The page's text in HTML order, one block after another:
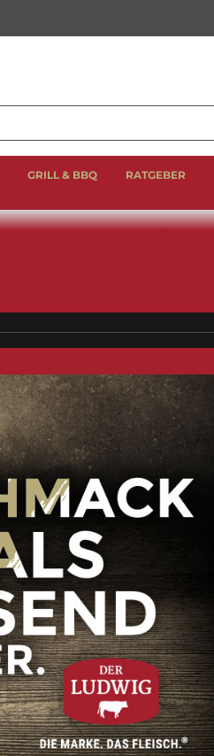
GRILL & BBQ RATGEBER